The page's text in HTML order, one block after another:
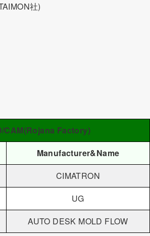
社)
CAM(Rojana Factory)
Manufacturer&Name
CIMATRON
UG
AUTO DESK MOLD FLOW